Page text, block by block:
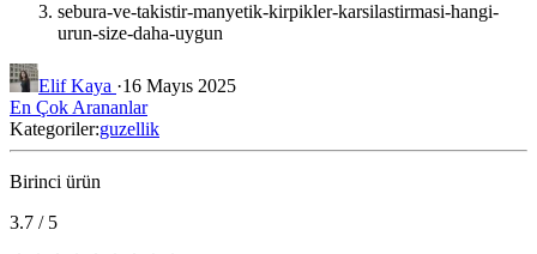
sebura-ve-takistir-manyetik-kirpikler-karsilastirmasi-hangi-
urun-size-daha-uygun
Elif Kaya ·16 Mayıs 2025
En Çok Arananlar
Kategoriler:guzellik
Birinci ürün
3.7 / 5